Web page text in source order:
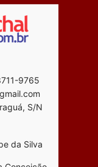
9765
S/N
da Silva